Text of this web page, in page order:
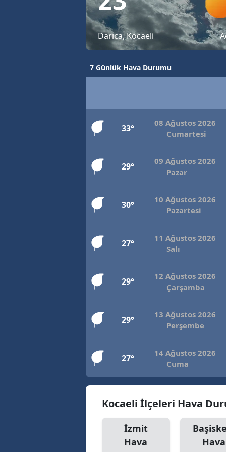
Darıca, Kocaeli
7 Günlük Hava Durumu
33°
08 Ağustos 2026
Cumartesi
29°
09 Ağustos 2026
Pazar
30°
10 Ağustos 2026
Pazartesi
27°
11 Ağustos 2026
Salı
29°
12 Ağustos 2026
Çarşamba
29°
13 Ağustos 2026
Perşembe
27°
14 Ağustos 2026
Cuma
Kocaeli İlçeleri Hava
İzmit
Hava
Hava